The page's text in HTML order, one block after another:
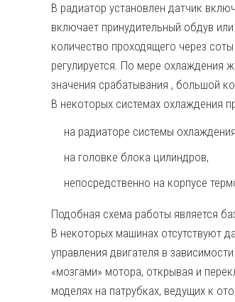
В радиатор установлен датчик
включает принудительный обдув
количество проходящего через
регулируется. По мере охлаждения
значения срабатывания , большой
В некоторых системах охлаждения
на радиаторе системы
на головке блока цилиндров,
непосредственно на корпусе
Подобная схема работы является
В некоторых машинах отсутствуют
управления двигателя в
«мозгами» мотора, открывая и
моделях на патрубках, ведущих к